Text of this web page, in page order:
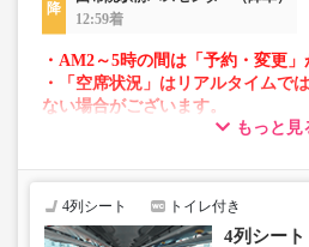
12:59着
・AM2～5時の間は「予約・変更」
・「空席状況」はリアルタイムで
ない場合がございます。
・車両は予告なく変更となる場合
で、あらかじめご了承ください。
もっと見
4列シート トイレ付き
4列シート